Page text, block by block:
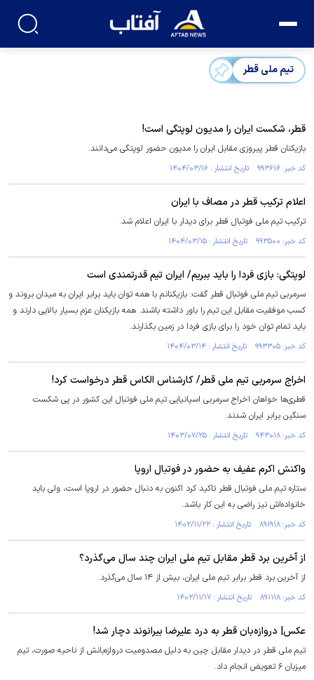
تیم ملی قطر
قطر، شکست ایران را مدیون لوپتگی است!
بازیکنان قطر پیروزی مقابل ایران را مدیون حضور لوپتگی می‌دانند.
کد خبر: ۹۹۳۶۱۶ تاریخ انتشار : ۱۴۰۴/۰۳/۱۶
اعلام ترکیب قطر در مصاف با ایران
ترکیب تیم ملی فوتبال قطر برای دیدار با ایران اعلام شد.
کد خبر: ۹۹۳۵۰۰ تاریخ انتشار : ۱۴۰۴/۰۳/۱۵
لوپتگی: بازی فردا را باید ببریم/ ایران تیم قدرتمندی است
سرمربی تیم ملی فوتبال قطر گفت: بازیکنانم با همه‌ توان باید برابر ایران به میدان بروند و
کسب موفقیت مقابل این تیم را باور داشته باشند. همه بازیکنان عزم بسیار بالایی دارند و
باید تمام توان خود را برای بازی فردا در زمین بگذارند.
کد خبر: ۹۹۳۳۰۵ تاریخ انتشار : ۱۴۰۴/۰۳/۱۴
اخراج سرمربی تیم ملی قطر/ کارشناس الکاس قطر درخواست کرد!
قطری‌ها خواهان اخراج سرمربی اسپانیایی تیم ملی فوتبال این کشور در پی شکست
سنگین برابر ایران شدند.
کد خبر: ۹۴۳۰۱۸ تاریخ انتشار : ۱۴۰۳/۰۷/۲۵
واکنش اکرم عفیف به حضور در فوتبال اروپا
ستاره تیم ملی فوتبال قطر تاکید کرد اکنون به دنبال حضور در اروپا است، ولی باید
خانواده‌اش نیز راضی به این کار باشد.
کد خبر: ۸۹۱۹۱۸ تاریخ انتشار : ۱۴۰۲/۱۱/۲۲
از آخرین برد قطر مقابل تیم ملی ایران چند سال می‌گذرد؟
از آخرین برد قطر برابر تیم ملی ایران، بیش از ۱۴ سال می‌گذرد.
کد خبر: ۸۹۱۱۱۸ تاریخ انتشار : ۱۴۰۲/۱۱/۱۷
عکس| دروازه‌بان قطر به درد علیرضا بیرانوند دچار شد!
تیم ملی قطر در دیدار مقابل چین به دلیل مصدومیت دروازه‌بانش از ناحیه صورت، تیم
میزبان ۶ تعویض انجام داد.